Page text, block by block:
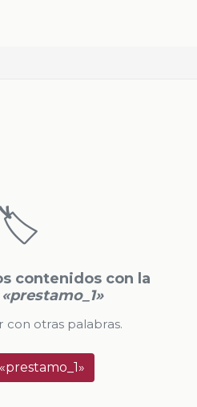
🏷️
contenidos con la
«prestamo_1»
con otras palabras.